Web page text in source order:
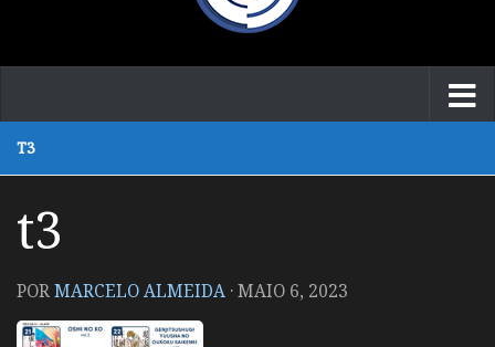
T3
t3
PORMARCELO ALMEIDA ·MAIO 6, 2023